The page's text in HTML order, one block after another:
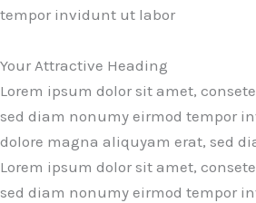
tempor invidunt ut labor
Your Attractive Heading
Lorem ipsum dolor sit amet,
sed diam nonumy eirmod tempor
dolore magna aliquyam erat, sed
Lorem ipsum dolor sit amet,
sed diam nonumy eirmod tempor